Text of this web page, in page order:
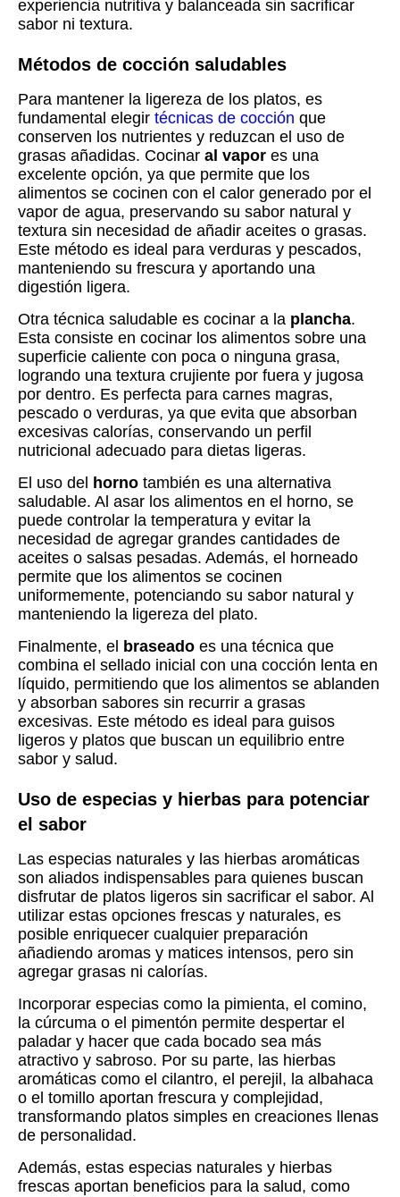
experiencia nutritiva y balanceada sin sacrificar
sabor ni textura.
Métodos de cocción saludables
Para mantener la ligereza de los platos, es
fundamental elegir técnicas de cocción que
conserven los nutrientes y reduzcan el uso de
grasas añadidas. Cocinar al vapor es una
excelente opción, ya que permite que los
alimentos se cocinen con el calor generado por el
vapor de agua, preservando su sabor natural y
textura sin necesidad de añadir aceites o grasas.
Este método es ideal para verduras y pescados,
manteniendo su frescura y aportando una
digestión ligera.
Otra técnica saludable es cocinar a la plancha.
Esta consiste en cocinar los alimentos sobre una
superficie caliente con poca o ninguna grasa,
logrando una textura crujiente por fuera y jugosa
por dentro. Es perfecta para carnes magras,
pescado o verduras, ya que evita que absorban
excesivas calorías, conservando un perfil
nutricional adecuado para dietas ligeras.
El uso del horno también es una alternativa
saludable. Al asar los alimentos en el horno, se
puede controlar la temperatura y evitar la
necesidad de agregar grandes cantidades de
aceites o salsas pesadas. Además, el horneado
permite que los alimentos se cocinen
uniformemente, potenciando su sabor natural y
manteniendo la ligereza del plato.
Finalmente, el braseado es una técnica que
combina el sellado inicial con una cocción lenta en
líquido, permitiendo que los alimentos se ablanden
y absorban sabores sin recurrir a grasas
excesivas. Este método es ideal para guisos
ligeros y platos que buscan un equilibrio entre
sabor y salud.
Uso de especias y hierbas para potenciar
el sabor
Las especias naturales y las hierbas aromáticas
son aliados indispensables para quienes buscan
disfrutar de platos ligeros sin sacrificar el sabor. Al
utilizar estas opciones frescas y naturales, es
posible enriquecer cualquier preparación
añadiendo aromas y matices intensos, pero sin
agregar grasas ni calorías.
Incorporar especias como la pimienta, el comino,
la cúrcuma o el pimentón permite despertar el
paladar y hacer que cada bocado sea más
atractivo y sabroso. Por su parte, las hierbas
aromáticas como el cilantro, el perejil, la albahaca
o el tomillo aportan frescura y complejidad,
transformando platos simples en creaciones llenas
de personalidad.
Además, estas especias naturales y hierbas
frescas aportan beneficios para la salud, como